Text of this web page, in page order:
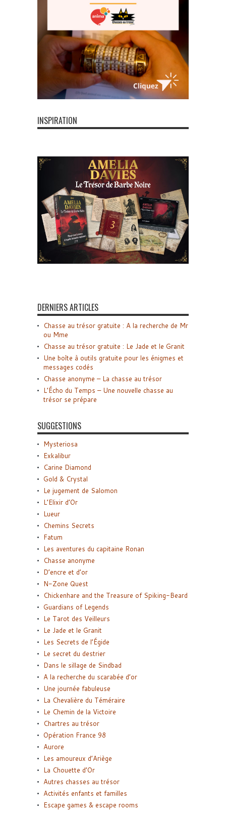
INSPIRATION
DERNIERS ARTICLES
Chasse au trésor gratuite : A la recherche de Mr
ou Mme
Chasse au trésor gratuite : Le Jade et le Granit
Une boîte à outils gratuite pour les énigmes et
messages codés
Chasse anonyme – La chasse au trésor
L’Écho du Temps – Une nouvelle chasse au
trésor se prépare
SUGGESTIONS
Mysteriosa
Exkalibur
Carine Diamond
Gold & Crystal
Le jugement de Salomon
L’Elixir d’Or
Lueur
Chemins Secrets
Fatum
Les aventures du capitaine Ronan
Chasse anonyme
D’encre et d’or
N-Zone Quest
Chickenhare and the Treasure of Spiking-Beard
Guardians of Legends
Le Tarot des Veilleurs
Le Jade et le Granit
Les Secrets de l’Égide
Le secret du destrier
Dans le sillage de Sindbad
A la recherche du scarabée d’or
Une journée fabuleuse
La Chevalière du Téméraire
Le Chemin de la Victoire
Chartres au trésor
Opération France 98
Aurore
Les amoureux d’Ariège
La Chouette d’Or
Autres chasses au trésor
Activités enfants et familles
Escape games & escape rooms